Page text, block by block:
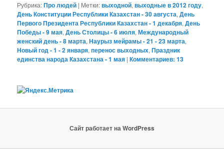
Рубрика:Про людей | Метки:выходной,выходные в 2012 году,
День Конституции Республики Казахстан - 30 августа,День
Первого Президента Республики Казахстан - 1 декабря,День
Победы - 9 мая,День Столицы - 6 июля,Международный
женский день - 8 марта,Наурыз мейрамы - 21 - 23 марта,
Новый год - 1 - 2 января,перенос выходных,Праздник
единства народа Казахстана - 1 мая |Комментариев: 13
Сайт работает на WordPress